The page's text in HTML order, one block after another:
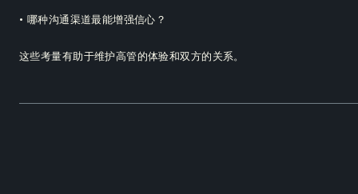
• 哪种沟通渠道最能增强信心？
这些考量有助于维护高管的体验和双方的关系。